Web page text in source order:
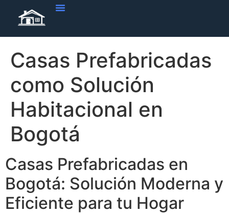
Casas Prefabricadas
como Solución
Habitacional en
Bogotá
Casas Prefabricadas en
Bogotá: Solución Moderna y
Eficiente para tu Hogar